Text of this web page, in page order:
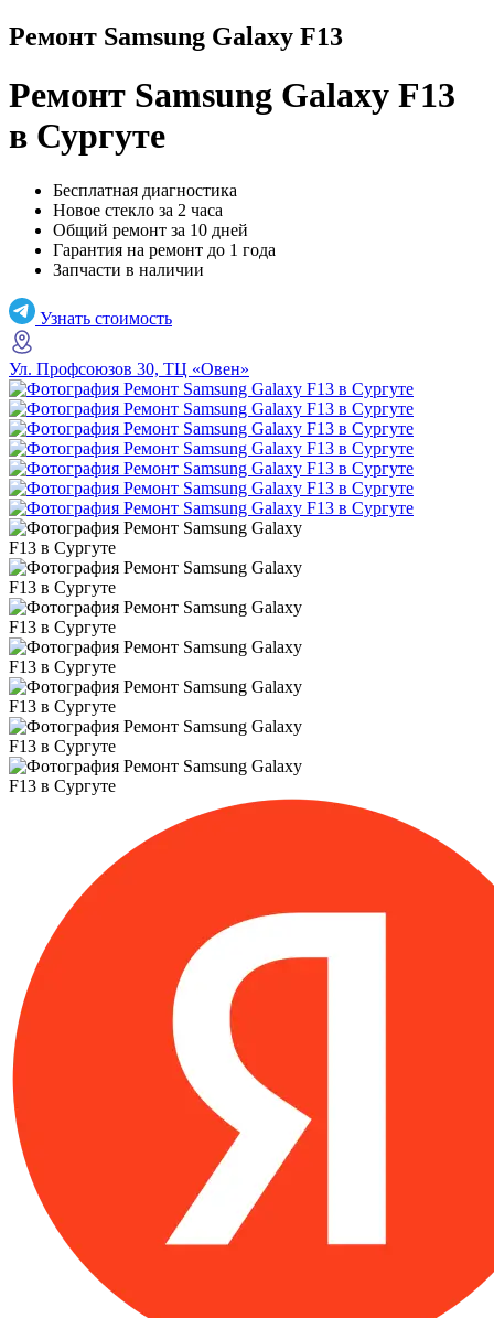
Ремонт Samsung Galaxy F13
Ремонт Samsung Galaxy F13
в Сургуте
Бесплатная диагностика
Новое стекло за 2 часа
Общий ремонт за 10 дней
Гарантия на ремонт до 1 года
Запчасти в наличии
Узнать стоимость
Ул. Профсоюзов 30, ТЦ «Овен»